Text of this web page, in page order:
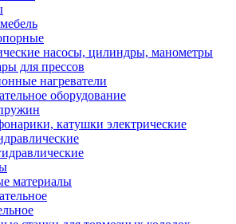
насосы, цилиндры, манометры
для прессов
нагреватели
оборудование
катушки электрические
материалы